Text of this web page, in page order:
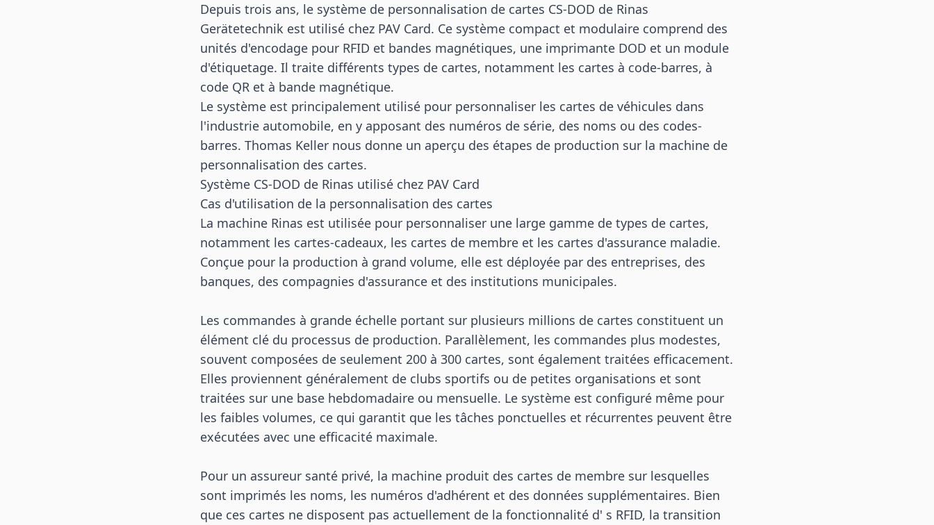
Depuis trois ans, le système de personnalisation de cartes CS-DOD de Rinas
Gerätetechnik est utilisé chez PAV Card. Ce système compact et modulaire comprend des
unités d'encodage pour RFID et bandes magnétiques, une imprimante DOD et un module
d'étiquetage. Il traite différents types de cartes, notamment les cartes à code-barres, à
code QR et à bande magnétique.
Le système est principalement utilisé pour personnaliser les cartes de véhicules dans
l'industrie automobile, en y apposant des numéros de série, des noms ou des codes-
barres. Thomas Keller nous donne un aperçu des étapes de production sur la machine de
personnalisation des cartes.
Système CS-DOD de Rinas utilisé chez PAV Card
Cas d'utilisation de la personnalisation des cartes
La machine Rinas est utilisée pour personnaliser une large gamme de types de cartes,
notamment les cartes-cadeaux, les cartes de membre et les cartes d'assurance maladie.
Conçue pour la production à grand volume, elle est déployée par des entreprises, des
banques, des compagnies d'assurance et des institutions municipales.
Les commandes à grande échelle portant sur plusieurs millions de cartes constituent un
élément clé du processus de production. Parallèlement, les commandes plus modestes,
souvent composées de seulement 200 à 300 cartes, sont également traitées efficacement.
Elles proviennent généralement de clubs sportifs ou de petites organisations et sont
traitées sur une base hebdomadaire ou mensuelle. Le système est configuré même pour
les faibles volumes, ce qui garantit que les tâches ponctuelles et récurrentes peuvent être
exécutées avec une efficacité maximale.
Pour un assureur santé privé, la machine produit des cartes de membre sur lesquelles
sont imprimés les noms, les numéros d'adhérent et des données supplémentaires. Bien
que ces cartes ne disposent pas actuellement de la fonctionnalité d' s RFID, la transition